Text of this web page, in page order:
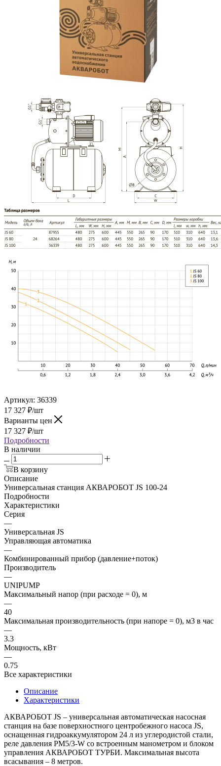
Артикул: 36339
17 327 ₽/шт
Варианты цен
17 327 ₽/шт
Подробности
В наличии
В корзину
Описание
Универсальная станция АКВАРОБОТ JS 100-24
Подробности
Характеристики
Серия
—
Универсальная JS
Управляющая автоматика
—
Комбинированный прибор (давление+поток)
Производитель
—
UNIPUMP
Максимальный напор (при расходе = 0), м
—
40
Максимальная производительность (при напоре = 0), м3 в час
—
3.3
Мощность, кВт
—
0.75
Все характеристики
Описание
Характеристики
АКВАРОБОТ JS – универсальная автоматическая насосная
станция на базе поверхностного центробежного насоса JS,
оснащенная гидроаккумулятором 24 л из углеродистой стали,
реле давления PM5/3-W со встроенным манометром и блоком
управления АКВАРОБОТ ТУРБИ. Максимальная высота
всасывания – 8 метров.